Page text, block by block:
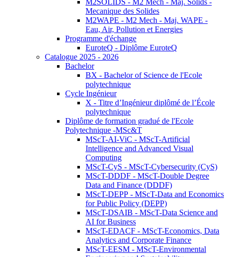
M2SOLIDS - M2 Mech - Maj. Solids -
Mecanique des Solides
M2WAPE - M2 Mech - Maj. WAPE -
Eau, Air, Pollution et Energies
Programme d'échange
EuroteQ - Diplôme EuroteQ
Catalogue 2025 - 2026
Bachelor
BX - Bachelor of Science de l'Ecole
polytechnique
Cycle Ingénieur
X - Titre d’Ingénieur diplômé de l’École
polytechnique
Diplôme de formation gradué de l'Ecole
Polytechnique -MSc&T
MScT-AI-ViC - MScT-Artificial
Intelligence and Advanced Visual
Computing
MScT-CyS - MScT-Cybersecurity (CyS)
MScT-DDDF - MScT-Double Degree
Data and Finance (DDDF)
MScT-DEPP - MScT-Data and Economics
for Public Policy (DEPP)
MScT-DSAIB - MScT-Data Science and
AI for Business
MScT-EDACF - MScT-Economics, Data
Analytics and Corporate Finance
MScT-EESM - MScT-Environmental